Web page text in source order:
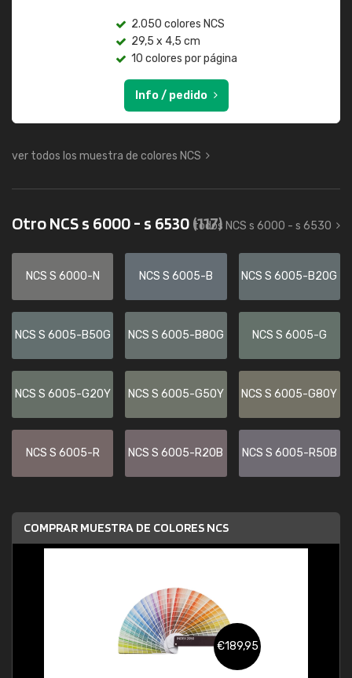
2.050 colores NCS
29,5 x 4,5 cm
10 colores por página
Info / pedido
ver todos los muestra de colores NCS
Otro NCS s 6000 - s 6530(117)
todos NCS s 6000 - s 6530
NCS S 6000-N NCS S 6005-B NCS S 6005-B20G
NCS S 6005-B50G NCS S 6005-B80G NCS S 6005-G
NCS S 6005-G20Y NCS S 6005-G50Y NCS S 6005-G80Y
NCS S 6005-R NCS S 6005-R20B NCS S 6005-R50B
COMPRAR MUESTRA DE COLORES NCS
€189,95